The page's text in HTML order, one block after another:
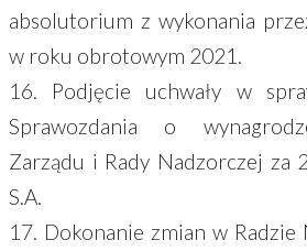
absolutorium z wykonania
w roku obrotowym 2021.
16. Podjęcie uchwały w
Sprawozdania o
Zarządu i Rady Nadzorczej za
S.A.
17. Dokonanie zmian w Radzie